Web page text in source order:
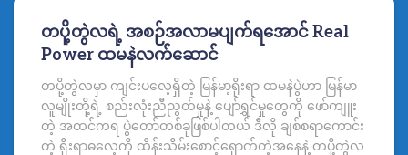
တပို့တွဲလရဲ့ အစဉ်အလာမပျက်ရအောင် Real
Power ထမနဲလက်ဆောင်
တပို့တွဲလမှာ ကျင်းပလေ့ရှိတဲ့ မြန်မာ့ရိုးရာ ထမနဲပွဲဟာ မြန်မာ
လူမျိုးတို့ရဲ့ စည်းလုံးညီညွတ်မှုနဲ့ ပျော်ရွှင်မှုတွေကို ဖော်ကျူး
တဲ့ အထင်ကရ ပွဲ‌တော်တစ်ခုဖြစ်ပါတယ် ဒီလို ချစ်စရာကောင်း
တဲ့ ရိုးရာဓလေ့ကို ထိန်းသိမ်းစောင့်ရှောက်တဲ့အနေနဲ့ တပို့တွဲလ